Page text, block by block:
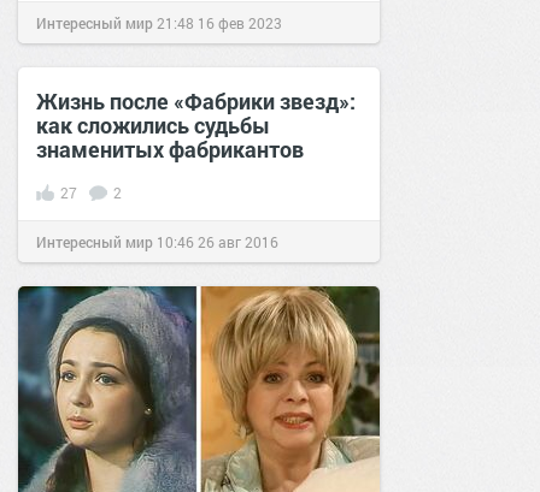
Интересный мир21:48 16 фев 2023
Жизнь после «Фабрики звезд»:
как сложились судьбы
знаменитых фабрикантов
27 2
Интересный мир 10:4626 авг 2016